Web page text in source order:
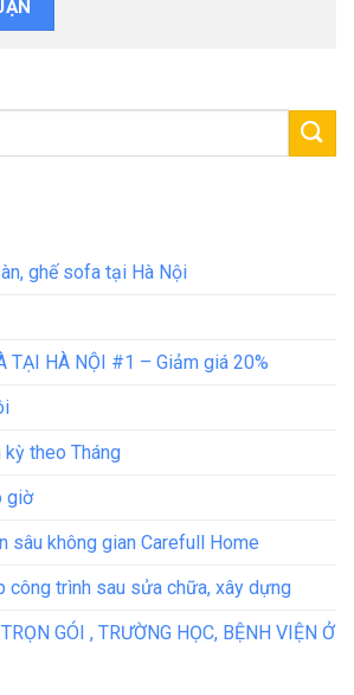
ghế sofa tại Hà Nội
TẠI HÀ NỘI #1 – Giảm giá 20%
theo Tháng
giờ
sâu không gian Carefull Home
công trình sau sửa chữa, xây dựng
GÓI , TRƯỜNG HỌC, BỆNH VIỆN Ở